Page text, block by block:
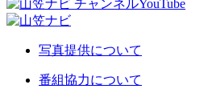
写真提供について
番組協力について